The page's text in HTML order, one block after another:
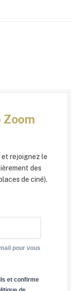
Zoom
rejoignez le
des
de ciné).
pour vous
et confirme